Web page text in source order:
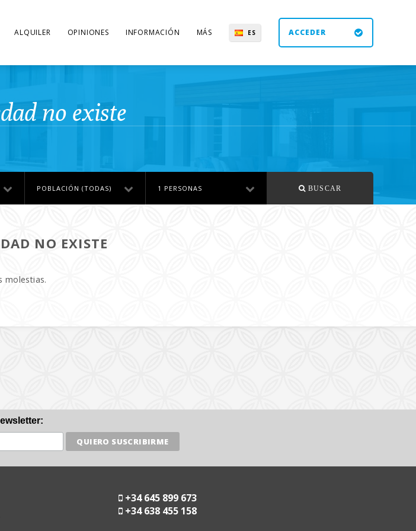
ALQUILER OPINIONES INFORMACIÓN MÁS ES ACCEDER
no existe
POBLACIÓN (TODAS) 1 PERSONAS BUSCAR
NO EXISTE
molestias.
+34 645 899 673
+34 638 455 158